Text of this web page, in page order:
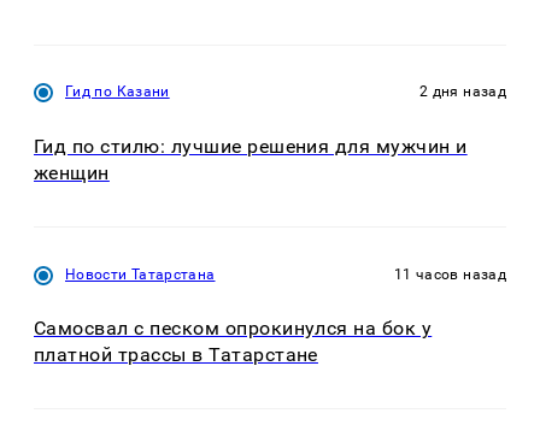
Гид по Казани 2 дня назад
Гид по стилю: лучшие решения для мужчин и
женщин
Новости Татарстана 11 часов назад
Самосвал с песком опрокинулся на бок у
платной трассы в Татарстане